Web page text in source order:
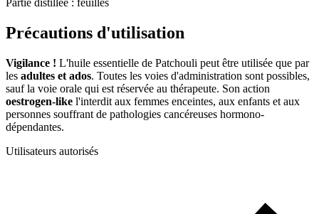
Précautions d'utilisation
Vigilance ! L'huile essentielle de Patchouli peut être utilisée que par
les adultes et ados. Toutes les voies d'administration sont possibles,
sauf la voie orale qui est réservée au thérapeute. Son action
oestrogen-like l'interdit aux femmes enceintes, aux enfants et aux
personnes souffrant de pathologies cancéreuses hormono-
dépendantes.
Utilisateurs autorisés